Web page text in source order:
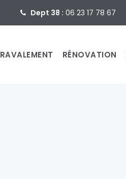
Dept 38 : 06 23 17 78 67
RAVALEMENT RÉNOVATION